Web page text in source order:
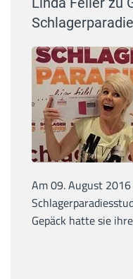
Am 09. August
Gepäck hatte sie